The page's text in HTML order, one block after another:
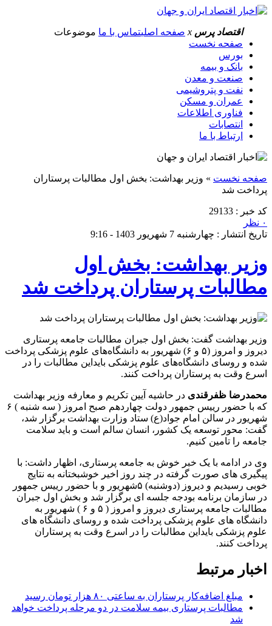
اقتصاد پرس x صفحه اصلیتماس با ما موضوعات
صفحه نخست
بورس
بانک و بیمه
صنعت و معدن
نفت و پتروشیمی
عمران و مسکن
فناوری اطلاعات
انتصابات
ارتباط با ما
صفحه نخست » وزیر بهداشت: بخش اول مطالبات پرستاران
پرداخت شد
کد خبر : 29133
۰ نظر
تاریخ انتشار : چهارشنبه 7 شهریور 1403 - 9:16
وزیر بهداشت: بخش اول
مطالبات پرستاران پرداخت شد
وزیر بهداشت گفت: بخش اول جبران مطالبات جامعه پرستاری
دیروز و امروز (۵ و ۶) شهریور به دانشگاه‌های علوم پزشکی پرداخت
شده و روسای دانشگاه‌های علوم پزشکی بایداین مطالبات را در
اسرع وقت به پرستاران پرداخت کنند.
محمدرضا ظفرقندی در حاشیه آیین تکریم و معارفه وزیر بهداشت
که با حضور رییس جمهور دولت چهاردهم صبح امروز ( سه شنبه ) ۶
شهریور در سالن امام جواد(ع) ستاد وزارت بهداشت برگزار شد،
گفت: محور توسعه یک کشور، انسان سالم است و باید سلامت
جامعه را تامین کنیم.
وی در ادامه با یک خبر خوش به جامعه پرستاری، اظهار داشت: با
پیگیری های صورت گرفته در چند روز اخیر خوشبختانه به نتایج
خوبی رسیدیم و دیروز (دوشنبه) ۵شهریور و با حضور رییس جمهور
در سازمان برنامه بودجه جلسه ای برگزار شد و بخش اول جبران
مطالبات جامعه پرستاری دیروز و امروز ( ۵ و ۶ ) شهریور به
دانشگاه های علوم پزشکی پرداخت شده و روسای دانشگاه های
علوم پزشکی بایداین مطالبات را در اسرع وقت به پرستاران
پرداخت کنند.
اخبار مرتبط
مبلغ اضافه‌کار پرستاران به ساعتی ۸۰ هزار تومان رسید
مطالبات پرستاری بیمه سلامت در دو مرحله پرداخت خواهد
شد